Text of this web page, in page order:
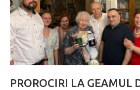
PROROCIRI LA GEAMUL